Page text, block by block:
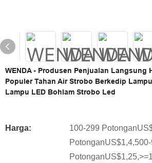
WENDA - Produsen Penjualan Langsung
Populer Tahan Air Strobo Berkedip
Lampu LED Bohlam Strobo Led
Harga:
100-299